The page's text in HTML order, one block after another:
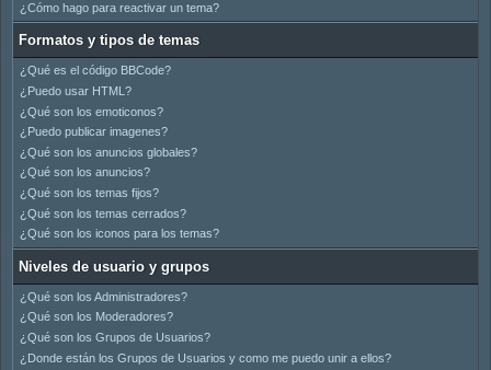
¿Cómo hago para reactivar un tema?
Formatos y tipos de temas
¿Qué es el código BBCode?
¿Puedo usar HTML?
¿Qué son los emoticonos?
¿Puedo publicar imagenes?
¿Qué son los anuncios globales?
¿Qué son los anuncios?
¿Qué son los temas fijos?
¿Qué son los temas cerrados?
¿Qué son los iconos para los temas?
Niveles de usuario y grupos
¿Qué son los Administradores?
¿Qué son los Moderadores?
¿Qué son los Grupos de Usuarios?
¿Donde están los Grupos de Usuarios y como me puedo unir a ellos?